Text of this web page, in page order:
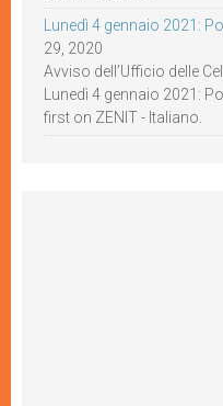
Lunedì 4 gennaio 2021:
29, 2020
Avviso dell’Ufficio delle
Lunedì 4 gennaio 2021:
first on ZENIT - Italiano.